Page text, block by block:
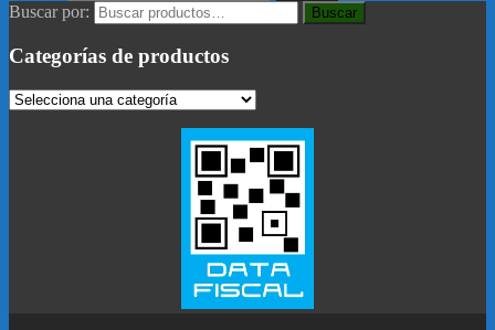
Buscar por:
Buscar
Categorías de productos